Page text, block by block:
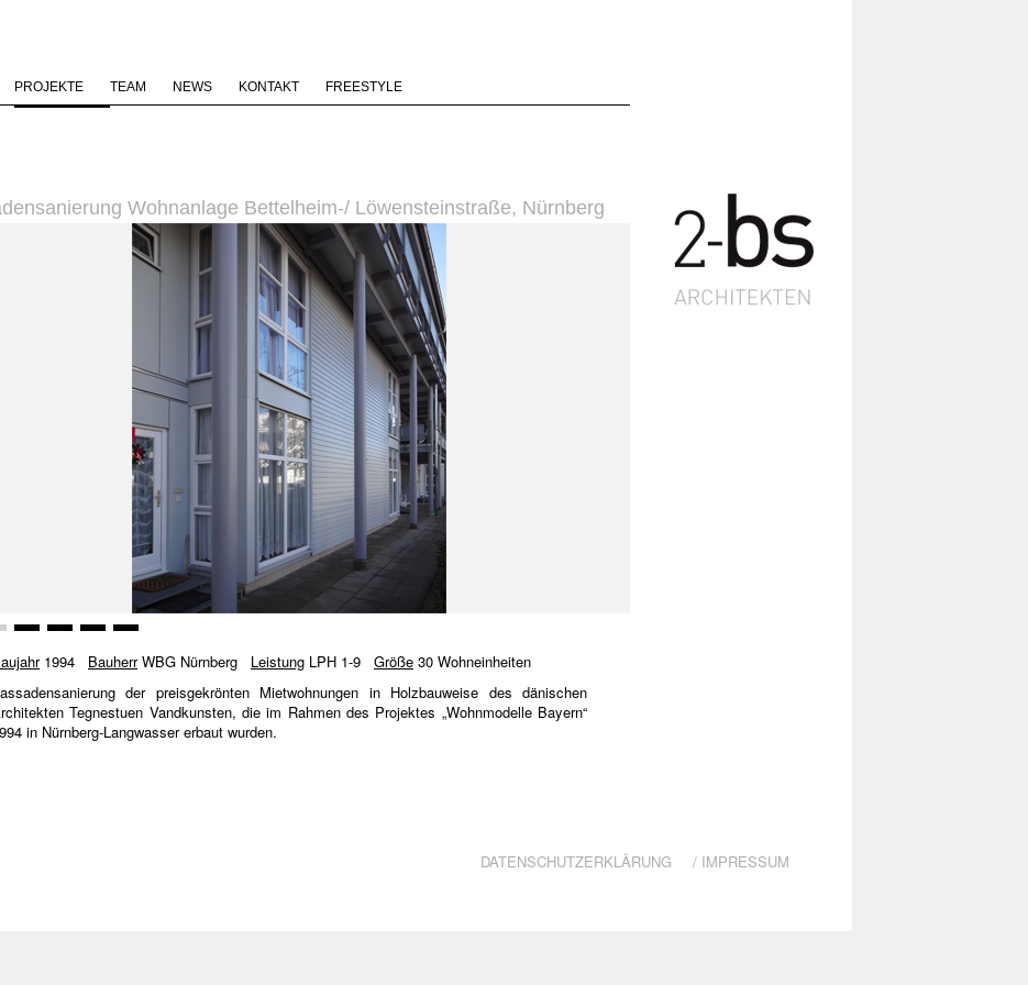
PROJEKTE TEAM NEWS KONTAKT FREESTYLE
Wohnanlage Bettelheim-/ Löwensteinstraße, Nürnberg
1994 BauherrWBG Nürnberg Leistung LPH 1-9 Größe 30 Wohneinheiten
der preisgekrönten Mietwohnungen in Holzbauweise des dänischen
Tegnestuen Vandkunsten, die im Rahmen des Projektes „Wohnmodelle Bayern“
in Nürnberg-Langwasser erbaut wurden.
DATENSCHUTZERKLÄRUNG / IMPRESSUM